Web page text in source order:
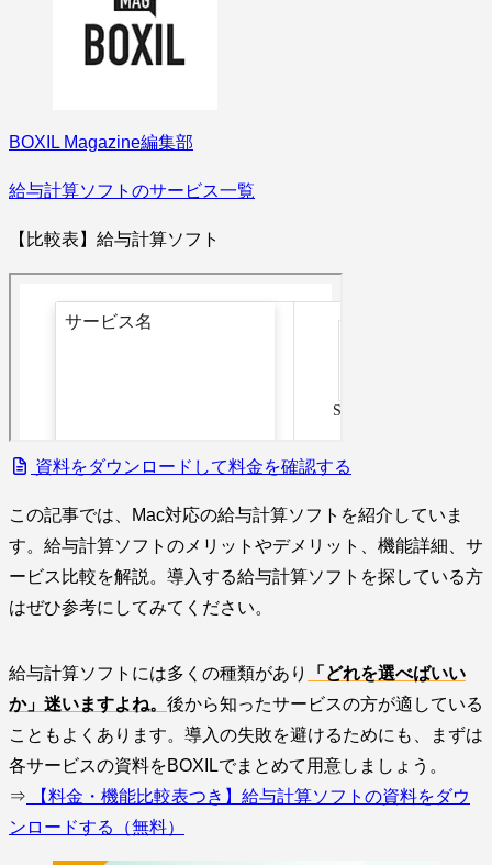
BOXIL Magazine編集部
給与計算ソフトのサービス一覧
【比較表】給与計算ソフト
資料をダウンロードして料金を確認する
この記事では、Mac対応の給与計算ソフトを紹介していま
す。給与計算ソフトのメリットやデメリット、機能詳細、サ
ービス比較を解説。導入する給与計算ソフトを探している方
はぜひ参考にしてみてください。
給与計算ソフトには多くの種類があり
「どれを選べばいい
か」迷いますよね。 後から知ったサービスの方が適している
こともよくあります。導入の失敗を避けるためにも、まずは
各サービスの資料をBOXILでまとめて用意しましょう。
⇒ 【料金・機能比較表つき】給与計算ソフトの資料をダウ
ンロードする（無料）